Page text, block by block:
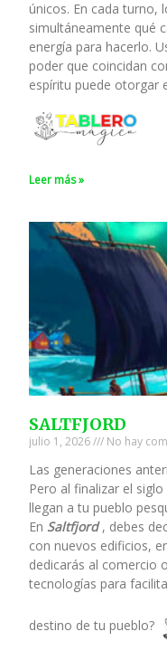
únicos. En cada turno,
simultáneamente qué
energía para hacerlo.
poder que coincidan
espíritu puede otorgar
Leer más »
SALTFJORD
julio 1, 2026 No hay
Las generaciones
Pero al finalizar el
llegan a tu pueblo
En Saltfjord, debes
con nuevos edificios,
dedicarás al comercio
tecnologías para
destino de tu pueblo?